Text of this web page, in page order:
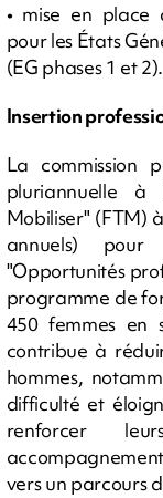
• mise en place
pour les États
(EG phases 1 et 2).
Insertion
La commission
pluriannuelle à
Mobiliser" (FTM)
annuels)
"Opportunités
programme de
450 femmes en
contribue à
hommes,
difficulté et
renforcer
vers un parcours